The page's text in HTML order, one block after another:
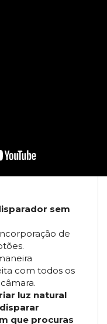
sem
de
com todos os
luz natural
que procuras